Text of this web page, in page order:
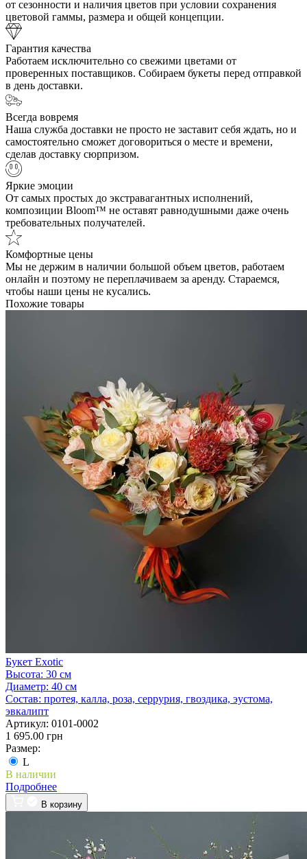
от сезонности и наличия цветов при условии сохранения
цветовой гаммы, размера и общей концепции.
Гарантия качества
Работаем исключительно со свежими цветами от
проверенных поставщиков. Собираем букеты перед отправкой
в день доставки.
Всегда вовремя
Наша служба доставки не просто не заставит себя ждать, но и
самостоятельно сможет договориться о месте и времени,
сделав доставку сюрпризом.
Яркие эмоции
От самых простых до экстравагантных исполнений,
композиции Bloom™ не оставят равнодушными даже очень
требовательных получателей.
Комфортные цены
Мы не держим в наличии большой объем цветов, работаем
онлайн и поэтому не переплачиваем за аренду. Стараемся,
чтобы наши цены не кусались.
Похожие товары
Букет Exotic
Высота: 30 см
Диаметр: 40 см
Состав: протея, калла, роза, серрурия, гвоздика, эустома,
эвкалипт
Артикул: 0101-0002
1 695.00 грн
Размер:
L
В наличии
Подробнее
В корзину